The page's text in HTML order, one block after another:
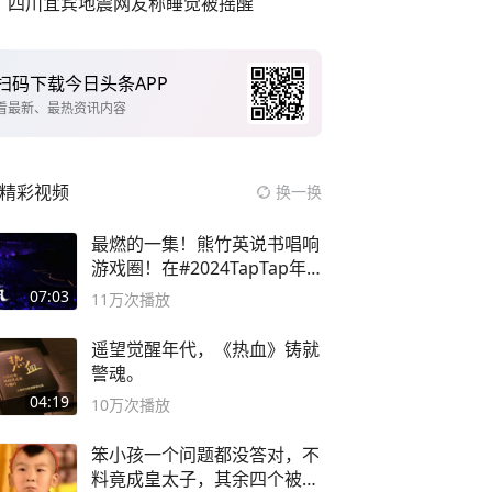
码下载今日头条APP
最新、最热资讯内容
精彩视频 换一换
07:03
最燃的一集！熊竹英说书唱响
游戏圈！在#2024TapTap年
度游戏大赏
11万次播放
04:19
遥望觉醒年代，《热血》铸就
警魂。
10万次播放
笨小孩一个问题都没答对，不
料竟成皇太子，其余四个被处